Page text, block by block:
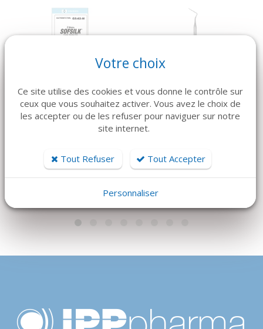
MEDTRONIC
SOFSILK 3-0 3/8C 16
mm Surgalloy Noir
SONDE UNC15
45 €
Votre choix
Ce site utilise des cookies et vous donne le contrôle sur
ceux que vous souhaitez activer. Vous avez le choix de
les accepter ou de les refuser pour naviguer sur notre
site internet.
Tout Refuser Tout Accepter
Personnaliser